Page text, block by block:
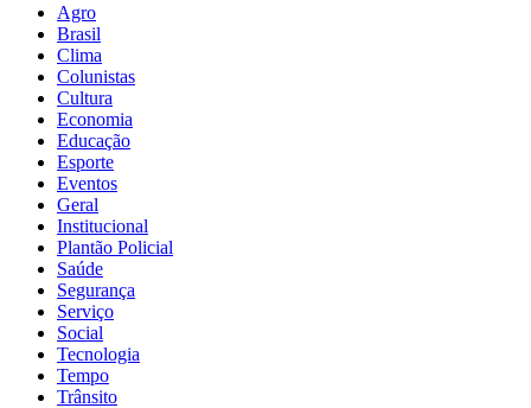
Agro
Brasil
Clima
Colunistas
Cultura
Economia
Educação
Esporte
Eventos
Geral
Institucional
Plantão Policial
Saúde
Segurança
Serviço
Social
Tecnologia
Tempo
Trânsito